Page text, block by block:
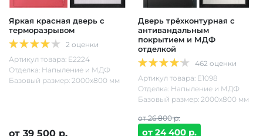
Яркая красная дверь с
терморазрывом
2 оценки
Артикул товара: Е2224
Отделка: Напыление и МДФ
Базовый размер: 2000х800 мм
от 39 500 р.
Дверь трёхконтурная с
антивандальным
покрытием и МДФ
отделкой
462 оценки
Артикул товара: Е1098
Отделка: Напыление и МДФ
Базовый размер: 2000х800 мм
от 26 800 р.
от 24 400 р.